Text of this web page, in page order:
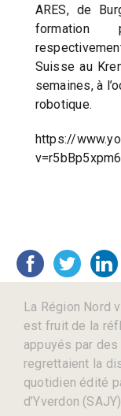
ARES, de
formation
Suisse au
semaines, à
robotique.
https://
La Région Nord
est fruit de la
appuyés par
regrettaient la
quotidien édité
d’Yverdon